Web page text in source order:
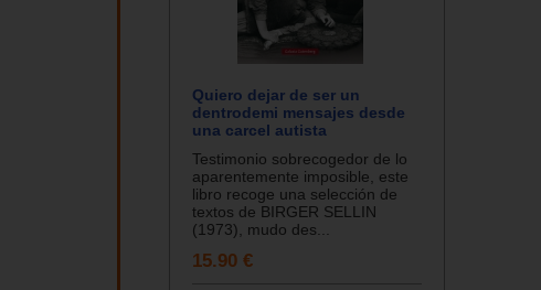
Quiero dejar de ser un
dentrodemi mensajes desde
una carcel autista
Testimonio sobrecogedor de lo
aparentemente imposible, este
libro recoge una selección de
textos de BIRGER SELLIN
(1973), mudo des...
15.90 €